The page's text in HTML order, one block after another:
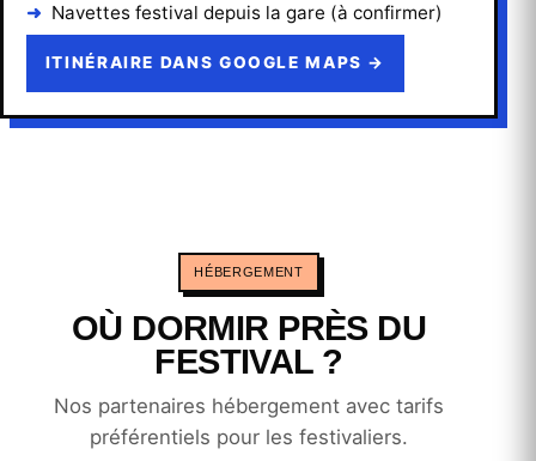
Navettes festival depuis la gare (à confirmer)
ITINÉRAIRE DANS GOOGLE MAPS →
HÉBERGEMENT
OÙ DORMIR PRÈS DU
FESTIVAL ?
Nos partenaires hébergement avec tarifs
préférentiels pour les festivaliers.